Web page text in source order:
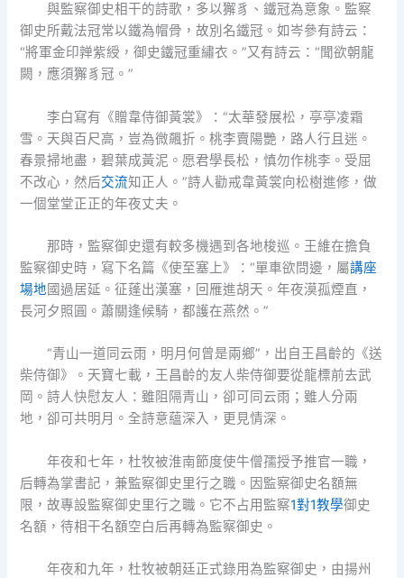
與監察御史相干的詩歌，多以獬豸、鐵冠為意象。監察
御史所戴法冠常以鐵為帽骨，故別名鐵冠。如岑參有詩云：
“將軍金印亸紫綬，御史鐵冠重繡衣。”又有詩云：“聞欲朝龍
闕，應須獬豸冠。”
李白寫有《贈韋侍御黃裳》：“太華發展松，亭亭凌霜
雪。天與百尺高，豈為微飆折。桃李賣陽艷，路人行且迷。
春景掃地盡，碧葉成黃泥。愿君學長松，慎勿作桃李。受屈
不改心，然后交流知正人。”詩人勸戒韋黃裳向松樹進修，做
一個堂堂正正的年夜丈夫。
那時，監察御史還有較多機遇到各地梭巡。王維在擔負
監察御史時，寫下名篇《使至塞上》：“單車欲問邊，屬講座
場地國過居延。征蓬出漢塞，回雁進胡天。年夜漠孤煙直，
長河夕照圓。蕭關逢候騎，都護在燕然。”
“青山一道同云雨，明月何曾是兩鄉”，出自王昌齡的《送
柴侍御》。天寶七載，王昌齡的友人柴侍御要從龍標前去武
岡。詩人快慰友人：雖阻隔青山，卻可同云雨；雖人分兩
地，卻可共明月。全詩意蘊深入，更見情深。
年夜和七年，杜牧被淮南節度使牛僧孺授予推官一職，
后轉為掌書記，兼監察御史里行之職。因監察御史名額無
限，故專設監察御史里行之職。它不占用監察1對1教學御史
名額，待相干名額空白后再轉為監察御史。
年夜和九年，杜牧被朝廷正式錄用為監察御史，由揚州